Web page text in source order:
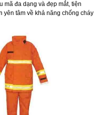
mã đa dạng và đẹp mắt, tiện
tâm về khả năng chống cháy